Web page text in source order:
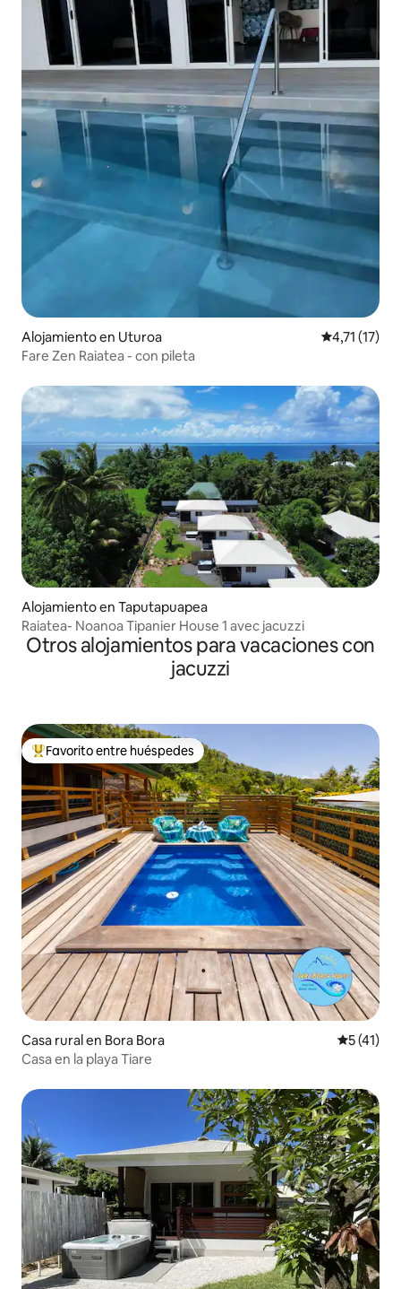
Alojamiento en Uturoa Calificación
4,71 (17)
Fare Zen Raiatea - con pileta
Alojamiento en Taputapuapea
Raiatea- Noanoa Tipanier House 1 avec jacuzzi
Otros alojamientos para vacaciones con
jacuzzi
Favorito entre los huéspedes más destacados
Favorito entre huéspedes
Casa rural en Bora Bora
5 (41)
Casa en la playa Tiare